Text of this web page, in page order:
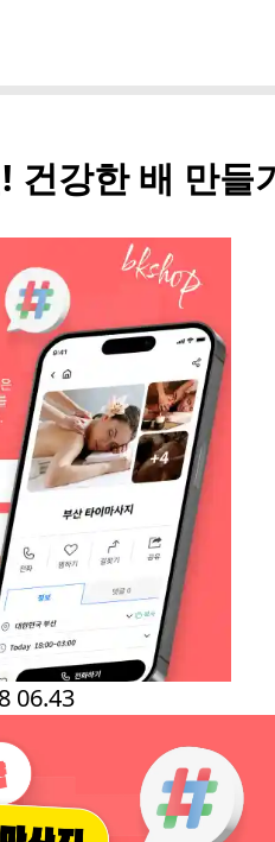
건강한 배 만들
06.43